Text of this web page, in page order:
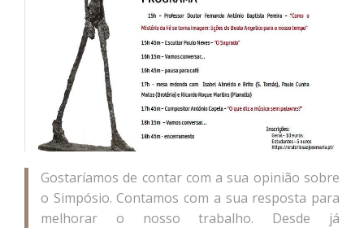
Gostaríamos de contar com a sua opinião sobre
o Simpósio. Contamos com a sua resposta para
melhorar o nosso trabalho. Desde já